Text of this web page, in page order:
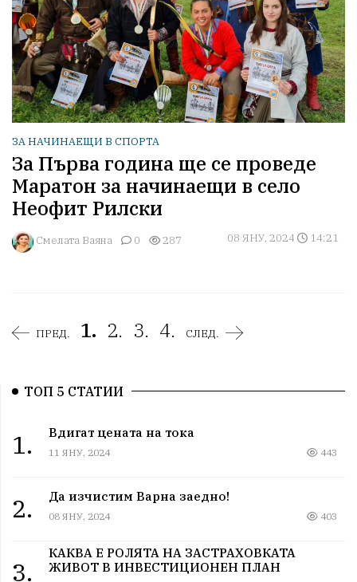
ЗА НАЧИНАЕЩИ В СПОРТА
За Първа година ще се проведе
Маратон за начинаещи в село
Неофит Рилски
Смелата Ваяна 0 287 08 ЯНУ, 2024 14:21
ПРЕД. 1. 2. 3. 4. СЛЕД.
ТОП 5 СТАТИИ
1. Вдигат цената на тока
11 ЯНУ, 2024 443
2. Да изчистим Варна заедно!
08 ЯНУ, 2024 403
3.
КАКВА Е РОЛЯТА НА ЗАСТРАХОВКАТА
ЖИВОТ В ИНВЕСТИЦИОНЕН ПЛАН